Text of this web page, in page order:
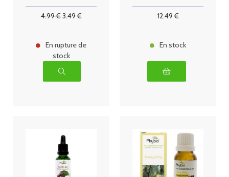
10ml
4.99€3.49€
En rupture de
stock
12.49€
En stock